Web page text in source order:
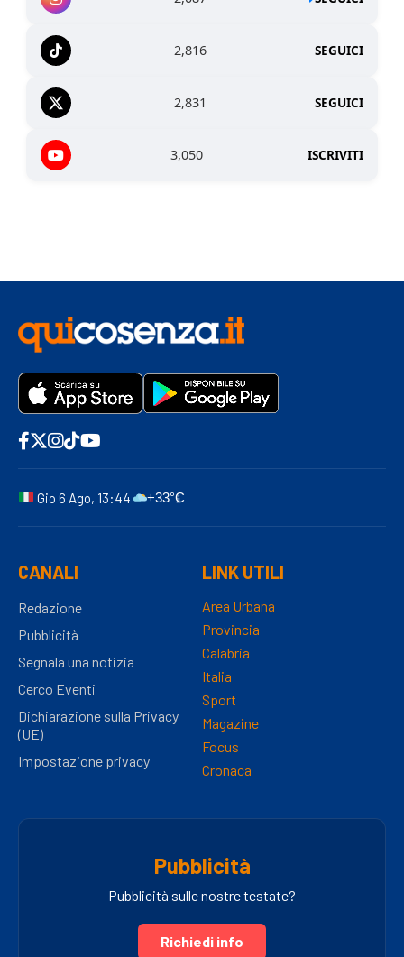
2,816 SEGUICI
2,831 SEGUICI
3,050 ISCRIVITI
Gio 6 Ago, 13:44 +33°C
CANALI
Redazione
Pubblicità
Segnala una notizia
Cerco Eventi
Dichiarazione sulla Privacy
(UE)
Impostazione privacy
LINK UTILI
Area Urbana
Provincia
Calabria
Italia
Sport
Magazine
Focus
Cronaca
Pubblicità
Pubblicità sulle nostre testate?
Richiedi info